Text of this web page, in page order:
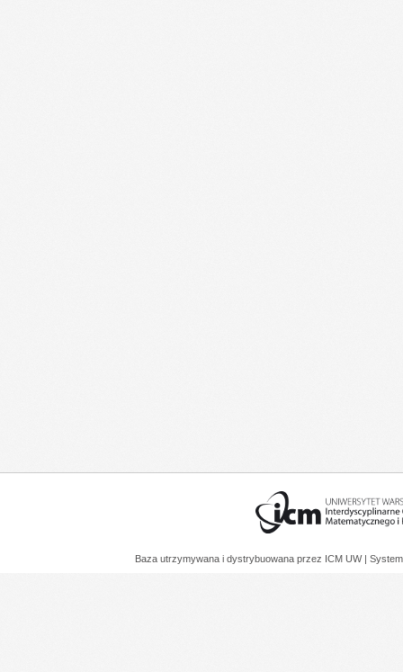
Baza utrzymywana i dystrybuowana przez ICM UW |